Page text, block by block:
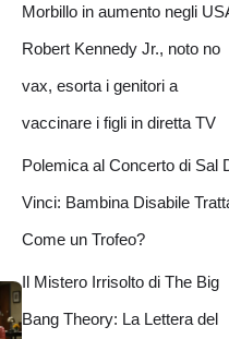
Morbillo in aumento negli
Robert Kennedy Jr., noto no
vax, esorta i genitori a
vaccinare i figli in diretta TV
Polemica al Concerto di Sal
Vinci: Bambina Disabile
Come un Trofeo?
Il Mistero Irrisolto di The Big
Bang Theory: La Lettera del